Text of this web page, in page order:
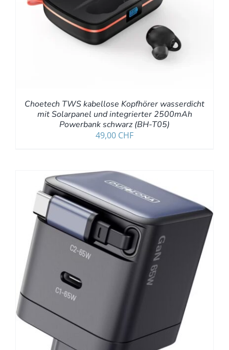
Choetech TWS kabellose Kopfhörer wasserdicht
mit Solarpanel und integrierter 2500mAh
Powerbank schwarz (BH-T05)
49,00 CHF